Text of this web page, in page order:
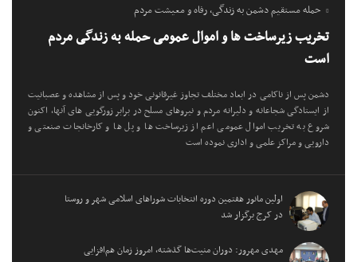
حمله مستقیم دشمن به زندگی، رفاه و معیشت مردم
تخریب زیرساخت ها و اموال عمومی حمله به زندگی مردم
است
دشمن پس از ناکامی در ابعاد مختلف تجاوز غیرقانونی خود و پس از مشاهده و عصبانیت
از ایستادگی شجاعانه و دلیرانه مردم و نیروهای مسلح در برابر زورگویی های آنها، اکنون
شروع به تخریب اموال عمومی اعم از زیرساخت ها و پل ها و کارخانجات صنعتی و
دارویی و مراکز علمی و اداری نموده است
اولین مانور هفتمین دوره انتخابات شوراهای اسلامی شهر و روستا
در کرج برگزار شد
مهدی مهرور: دوران منیت‌ها گذشته، امروز زمان هم‌افزایی